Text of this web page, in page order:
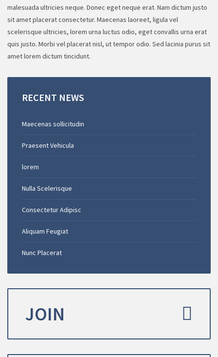
malesuada ultricies neque. Donec eget neque erat. Nam dictum justo
sit amet placerat consectetur. Maecenas laoreet, ligula vel
scelerisque ultricies, lorem urna luctus odio, eget convallis urna erat
quis justo. Morbi vel placerat nisl, ut tempor odio. Sed lacinia purus sit
amet lorem dictum tincidunt.
RECENT NEWS
Maecenas sollicitudin
Praesent Vehicula
lorem
Nulla Scelerisque
Consectetur Adipisc
Aliquam Feugiat
Nunc Placerat
JOIN